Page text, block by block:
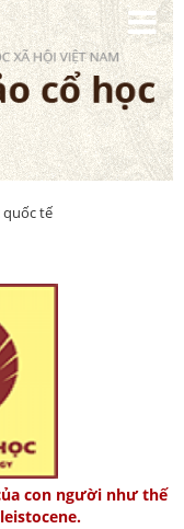
quốc tế
con người như thế